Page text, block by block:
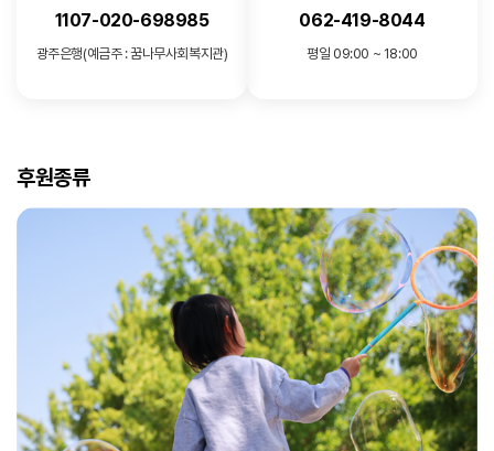
1107-020-698985
광주은행(예금주 : 꿈나무사회복지관)
062-419-8044
평일 09:00 ~ 18:00
후원종류